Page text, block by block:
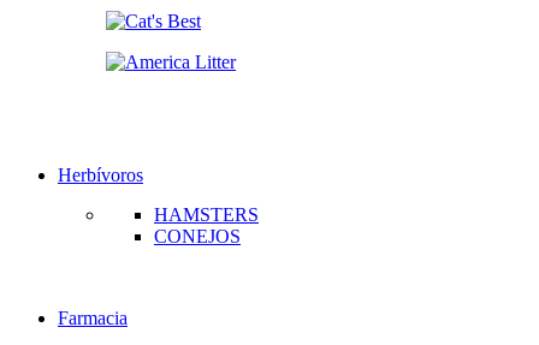
Herbívoros
HAMSTERS
CONEJOS
Farmacia